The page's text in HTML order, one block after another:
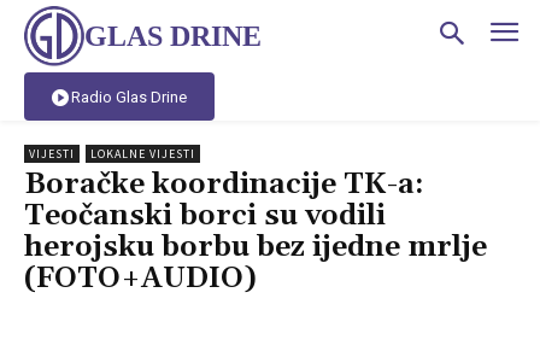
GLAS DRINE
Radio Glas Drine
VIJESTI LOKALNE VIJESTI
Boračke koordinacije TK-a:
Teočanski borci su vodili
herojsku borbu bez ijedne mrlje
(FOTO+AUDIO)